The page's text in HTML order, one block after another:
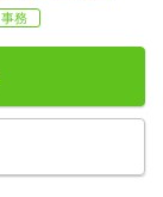
事務